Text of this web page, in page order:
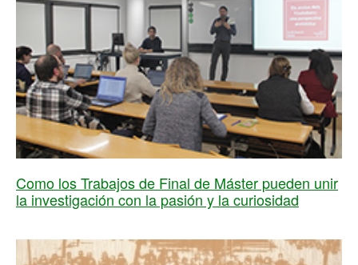
Como los Trabajos de Final de Máster pueden unir
la investigación con la pasión y la curiosidad